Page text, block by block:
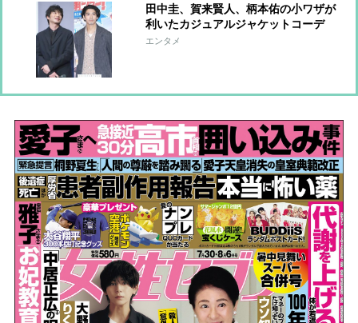
田中圭、賀来賢人、柄本佑の小ワザが
利いたカジュアルジャケットコーデ
【ファッションチェック】
エンタメ